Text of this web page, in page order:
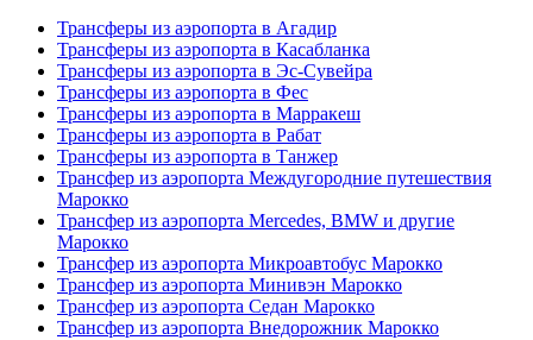
Трансферы из аэропорта в Агадир
Трансферы из аэропорта в Касабланка
Трансферы из аэропорта в Эс-Сувейра
Трансферы из аэропорта в Фес
Трансферы из аэропорта в Марракеш
Трансферы из аэропорта в Рабат
Трансферы из аэропорта в Танжер
Трансфер из аэропорта Междугородние путешествия
Марокко
Трансфер из аэропорта Mercedes, BMW и другие
Марокко
Трансфер из аэропорта Микроавтобус Марокко
Трансфер из аэропорта Минивэн Марокко
Трансфер из аэропорта Седан Марокко
Трансфер из аэропорта Внедорожник Марокко